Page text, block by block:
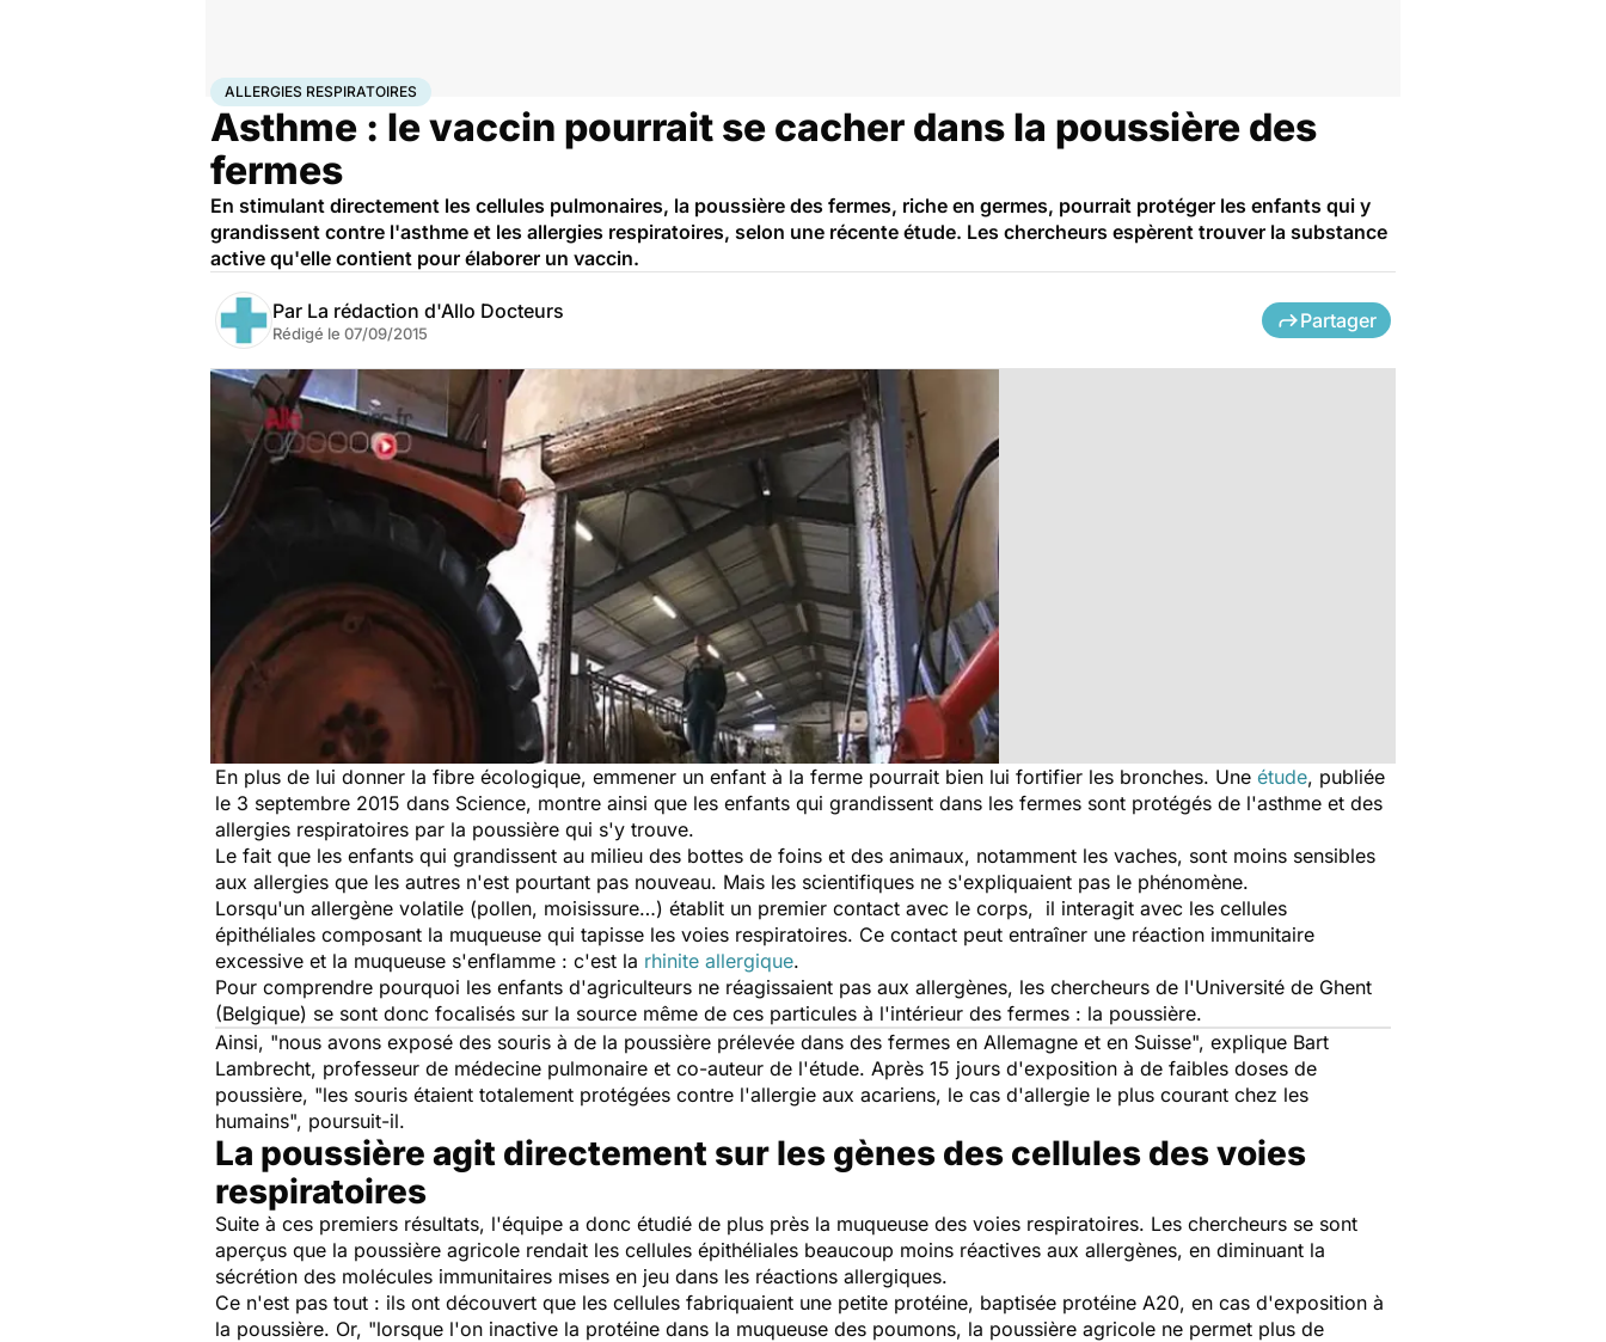
AccueilSantéMaladiesAllergies respiratoires
ALLERGIES RESPIRATOIRES
Asthme : le vaccin pourrait se cacher dans la poussière des
fermes
En stimulant directement les cellules pulmonaires, la poussière des fermes, riche en germes, pourrait protéger les enfants qui y
grandissent contre l'asthme et les allergies respiratoires, selon une récente étude. Les chercheurs espèrent trouver la substance
active qu'elle contient pour élaborer un vaccin.
Par La rédaction d'Allo Docteurs
Rédigé le 07/09/2015
Partager
En plus de lui donner la fibre écologique, emmener un enfant à la ferme pourrait bien lui fortifier les bronches. Une étude, publiée
le 3 septembre 2015 dans Science, montre ainsi que les enfants qui grandissent dans les fermes sont protégés de l'asthme et des
allergies respiratoires par la poussière qui s'y trouve.
Le fait que les enfants qui grandissent au milieu des bottes de foins et des animaux, notamment les vaches, sont moins sensibles
aux allergies que les autres n'est pourtant pas nouveau. Mais les scientifiques ne s'expliquaient pas le phénomène.
Lorsqu'un allergène volatile (pollen, moisissure…) établit un premier contact avec le corps, il interagit avec les cellules
épithéliales composant la muqueuse qui tapisse les voies respiratoires. Ce contact peut entraîner une réaction immunitaire
excessive et la muqueuse s'enflamme : c'est la rhinite allergique.
Pour comprendre pourquoi les enfants d'agriculteurs ne réagissaient pas aux allergènes, les chercheurs de l'Université de Ghent
(Belgique) se sont donc focalisés sur la source même de ces particules à l'intérieur des fermes : la poussière.
Ainsi, "nous avons exposé des souris à de la poussière prélevée dans des fermes en Allemagne et en Suisse", explique Bart
Lambrecht, professeur de médecine pulmonaire et co-auteur de l'étude. Après 15 jours d'exposition à de faibles doses de
poussière, "les souris étaient totalement protégées contre l'allergie aux acariens, le cas d'allergie le plus courant chez les
humains", poursuit-il.
La poussière agit directement sur les gènes des cellules des voies
respiratoires
Suite à ces premiers résultats, l'équipe a donc étudié de plus près la muqueuse des voies respiratoires. Les chercheurs se sont
aperçus que la poussière agricole rendait les cellules épithéliales beaucoup moins réactives aux allergènes, en diminuant la
sécrétion des molécules immunitaires mises en jeu dans les réactions allergiques.
Ce n'est pas tout : ils ont découvert que les cellules fabriquaient une petite protéine, baptisée protéine A20, en cas d'exposition à
la poussière. Or, "lorsque l'on inactive la protéine dans la muqueuse des poumons, la poussière agricole ne permet plus de